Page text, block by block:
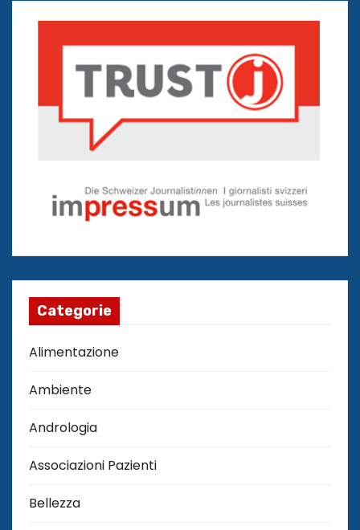
Categorie
Alimentazione
Ambiente
Andrologia
Associazioni Pazienti
Bellezza